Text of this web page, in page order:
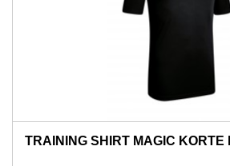
TRAINING SHIRT MAGIC KORTE